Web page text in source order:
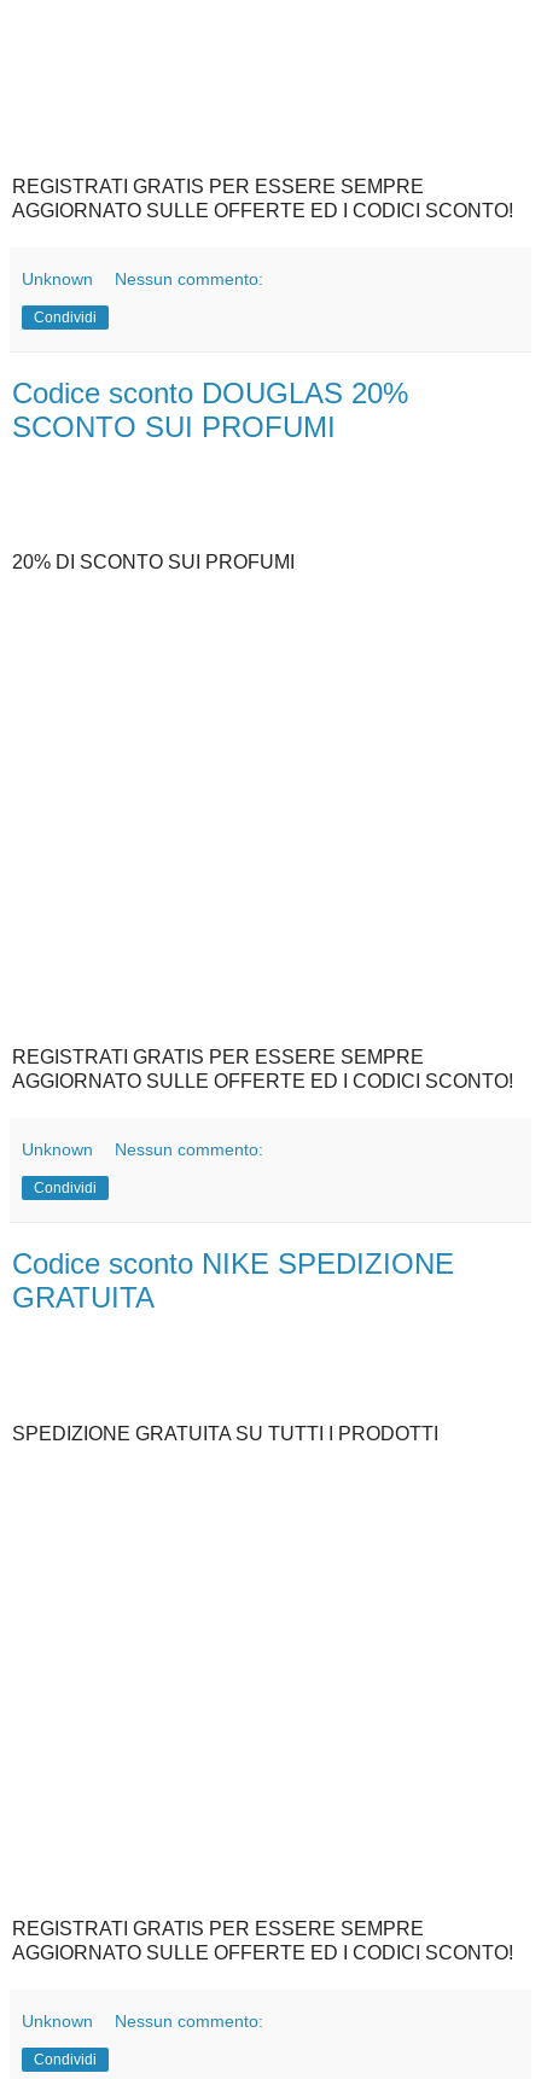
REGISTRATI GRATIS PER ESSERE SEMPRE
AGGIORNATO SULLE OFFERTE ED I CODICI SCONTO!
Unknown Nessun commento:
Condividi
Codice sconto DOUGLAS 20%
SCONTO SUI PROFUMI
20% DI SCONTO SUI PROFUMI
REGISTRATI GRATIS PER ESSERE SEMPRE
AGGIORNATO SULLE OFFERTE ED I CODICI SCONTO!
Unknown Nessun commento:
Condividi
Codice sconto NIKE SPEDIZIONE
GRATUITA
SPEDIZIONE GRATUITA SU TUTTI I PRODOTTI
REGISTRATI GRATIS PER ESSERE SEMPRE
AGGIORNATO SULLE OFFERTE ED I CODICI SCONTO!
Unknown Nessun commento:
Condividi